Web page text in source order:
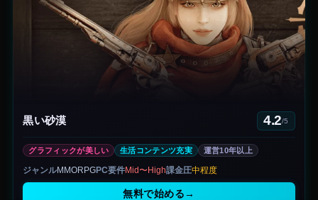
黒い砂漠 4.2/5
グラフィックが美しい 生活コンテンツ充実 運営10年以上
ジャンルMMORPGPC要件Mid〜High課金圧中程度
無料で始める →